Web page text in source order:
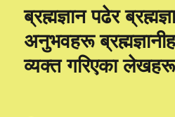
ब्रह्मज्ञान पढेर
अनुभवहरू
व्यक्त गरिएका लेखहरू